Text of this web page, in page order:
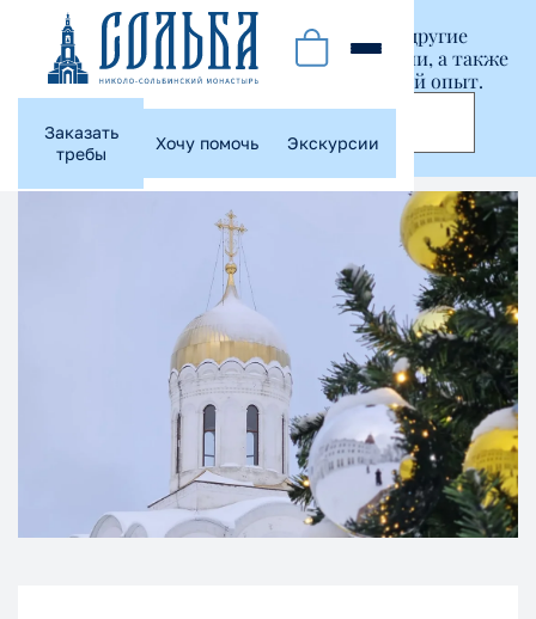
Заказать
требы
Хочу помочь Экскурсии
Этот сайт использует куки-файлы и другие
технологии, чтобы помочь вам в навигации, а также
предоставить лучший пользовательский опыт.